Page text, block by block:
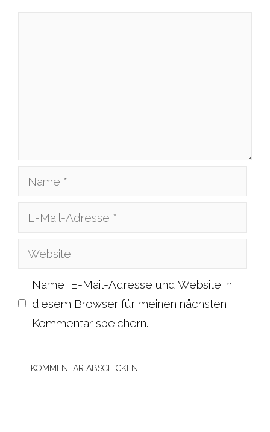
Name
E-
Adresse
Website
Name, E-Mail-Adresse und Website in
diesem Browser für meinen nächsten
Kommentar speichern.